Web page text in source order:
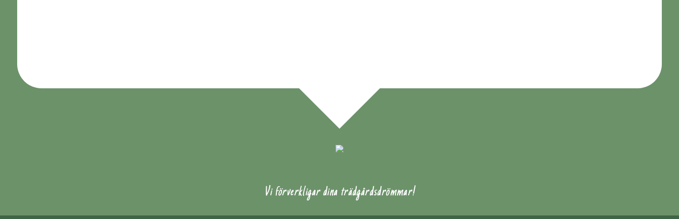
Vi förverkligar dina trädgårdsdrömmar!